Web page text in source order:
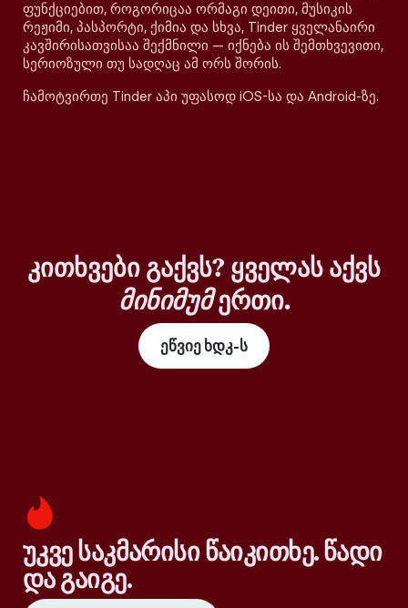
ფუნქციებით, როგორიცაა ორმაგი დეითი, მუსიკის
რეჟიმი, პასპორტი, ქიმია და სხვა, Tinder ყველანაირი
კავშირისათვისაა შექმნილი — იქნება ის შემთხვევითი,
სერიოზული თუ სადღაც ამ ორს შორის.
ჩამოტვირთე Tinder აპი უფასოდ iOS-სა და Android-ზე.
კითხვები გაქვს? ყველას აქვს
მინიმუმერთი.
ეწვიე ხდკ-ს
უკვე საკმარისი წაიკითხე. წადი
და გაიგე.